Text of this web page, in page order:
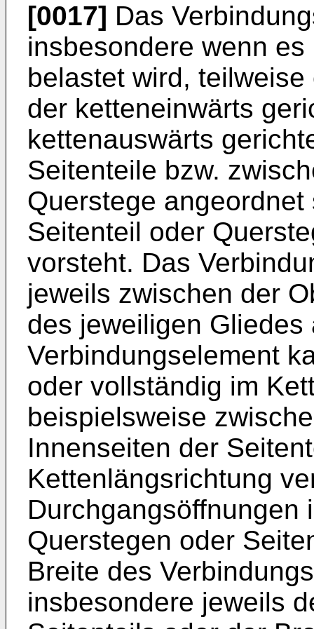
[0017] Das
insbesondere wenn
belastet wird,
der ketteneinwärts
kettenauswärts
Seitenteile bzw.
Querstege
Seitenteil oder
vorsteht. Das
jeweils zwischen der
des jeweiligen
Verbindungselement
oder vollständig im
beispielsweise
Innenseiten der
Kettenlängsrichtung
Durchgangsöffnungen
Querstegen oder
Breite des
insbesondere jeweils